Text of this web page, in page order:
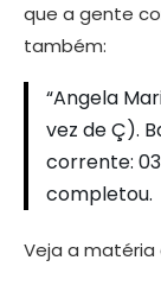
que a gente
também:
“Angela
vez de Ç).
corrente:
completou.
Veja a